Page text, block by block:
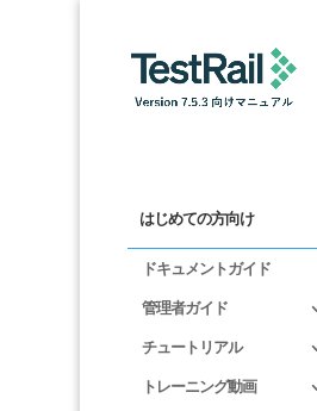
はじめての方向け
ドキュメントガイド
管理者ガイド
チュートリアル
トレーニング動画